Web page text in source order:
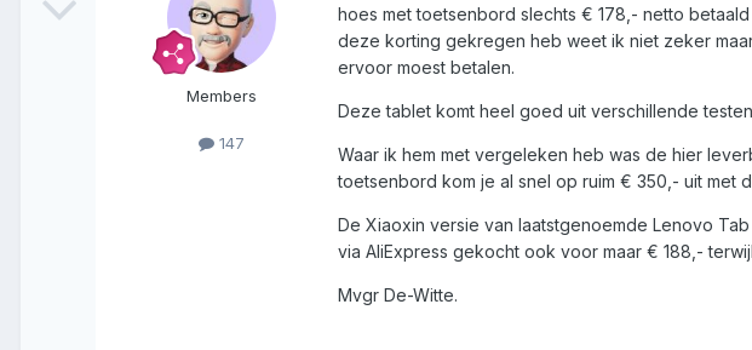
Members
147
hoes met toetsenbord slechts € 178,- netto
deze korting gekregen heb weet ik niet zeker
ervoor moest betalen.
Deze tablet komt heel goed uit verschillende
Waar ik hem met vergeleken heb was de hier
toetsenbord kom je al snel op ruim € 350,- uit met
De Xiaoxin versie van laatstgenoemde Lenovo Tab
via AliExpress gekocht ook voor maar € 188,-
Mvgr De-Witte.